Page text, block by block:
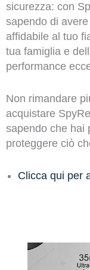
sicurezza: con
sapendo di
affidabile al tuo
tua famiglia e
performance
Non rimandare
acquistare
sapendo che hai
proteggere ciò
Clicca qui per